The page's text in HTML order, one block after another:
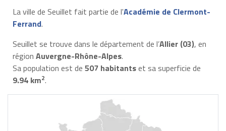
La ville de Seuillet fait partie de l'Académie de Clermont-
Ferrand.
Seuillet se trouve dans le département de l’Allier (03), en
région Auvergne-Rhône-Alpes.
Sa population est de 507 habitantset sa superficie de
9.94 km2.